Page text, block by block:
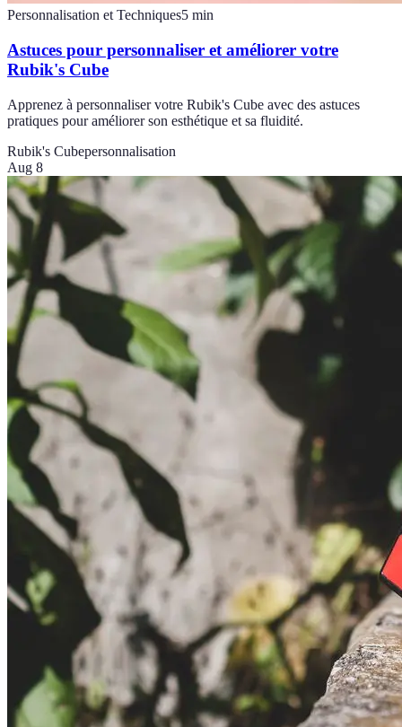
Personnalisation et Techniques5 min
Astuces pour personnaliser et améliorer votre
Rubik's Cube
Apprenez à personnaliser votre Rubik's Cube avec des astuces
pratiques pour améliorer son esthétique et sa fluidité.
Rubik's Cubepersonnalisation
Aug 8